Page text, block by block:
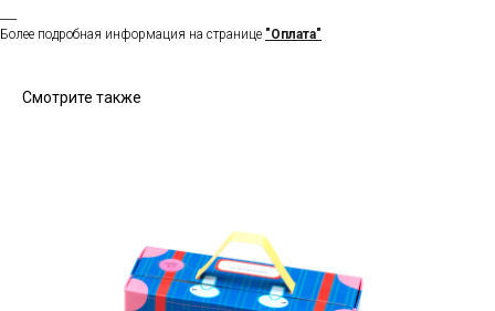
Более подробная информация на странице "Оплата"
Смотрите также